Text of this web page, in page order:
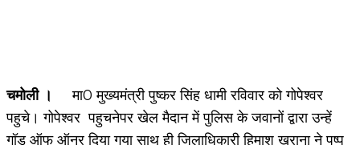
चमोली ।
मा0 मुख्यमंत्री पुष्कर सिंह धामी रविवार को गोपेश्वर
पहुचे। गोपेश्वर पहुचनेपर खेल मैदान में पुलिस के जवानों द्वारा उन्हें
गॉड ऑफ ऑनर दिया गया साथ ही जिलाधिकारी हिमाशु खुराना ने पुष्प